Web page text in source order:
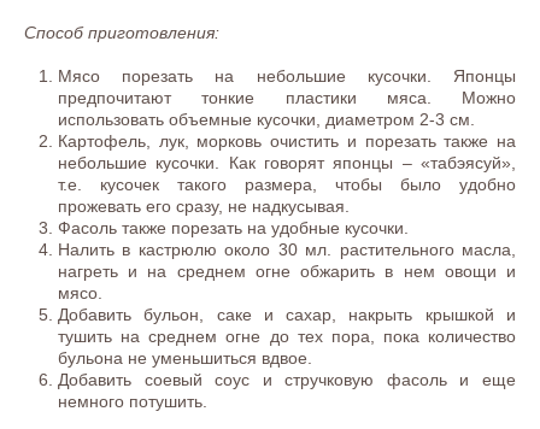
Способ приготовления:
Мясо порезать на небольшие кусочки. Японцы
предпочитают тонкие пластики мяса. Можно
использовать объемные кусочки, диаметром 2-3 см.
Картофель, лук, морковь очистить и порезать также на
небольшие кусочки. Как говорят японцы – «табэясуй»,
т.е. кусочек такого размера, чтобы было удобно
прожевать его сразу, не надкусывая.
Фасоль также порезать на удобные кусочки.
Налить в кастрюлю около 30 мл. растительного масла,
нагреть и на среднем огне обжарить в нем овощи и
мясо.
Добавить бульон, саке и сахар, накрыть крышкой и
тушить на среднем огне до тех пора, пока количество
бульона не уменьшиться вдвое.
Добавить соевый соус и стручковую фасоль и еще
немного потушить.